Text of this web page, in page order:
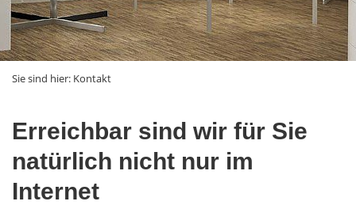
Sie sind hier: Kontakt
Erreichbar sind wir für Sie
natürlich nicht nur im
Internet